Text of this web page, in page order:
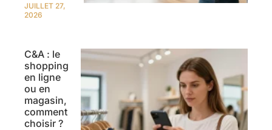
JUILLET 27,
2026
C&A : le
shopping
en ligne
ou en
magasin,
comment
choisir ?